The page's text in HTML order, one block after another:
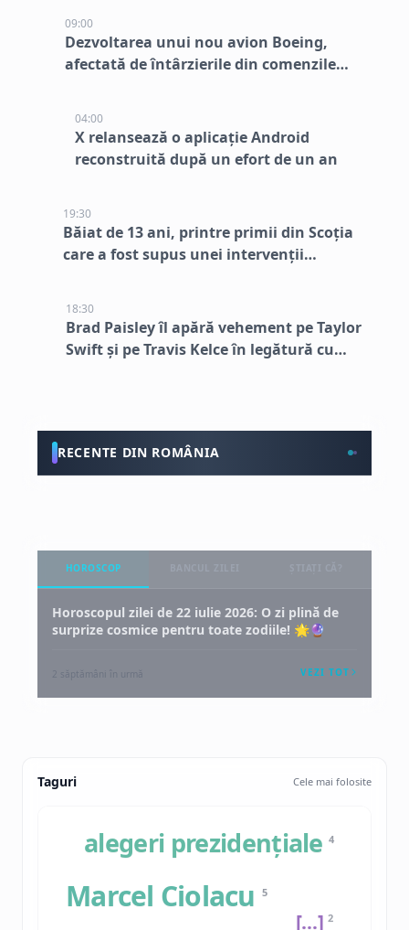
09:00
Dezvoltarea unui nou avion Boeing,
afectată de întârzierile din comenzile
04:00
X relansează o aplicație Android
reconstruită după un efort de un an
19:30
Băiat de 13 ani, printre primii din Scoția
care a fost supus unei intervenții
18:30
Brad Paisley îl apără vehement pe Taylor
Swift și pe Travis Kelce în legătură cu
RECENTE DIN ROMÂNIA
HOROSCOP
Horoscopul zilei de 22 iulie 2026: O zi plină de
surprize cosmice pentru toate zodiile! 🌟🔮
2 săptămâni în urmă VEZI TOT
Taguri Cele mai folosite
[…] 2
alegeri prezidențiale4
Marcel Ciolacu 5